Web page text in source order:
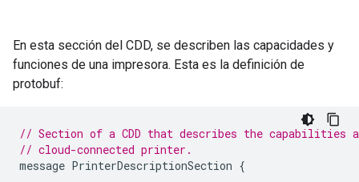
En esta sección del CDD, se describen las capacidades y
funciones de una impresora. Esta es la definición de
protobuf:
// Section of a CDD that describes the capabilities
// cloud-connected printer.
message PrinterDescriptionSection {